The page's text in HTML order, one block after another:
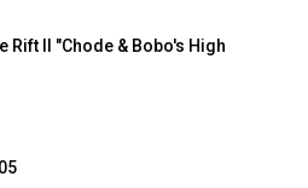
Rift II "Chode & Bobo's High